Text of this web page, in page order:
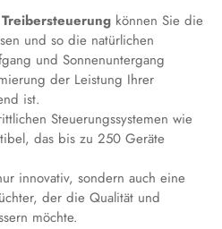
können Sie die
und so die natürlichen
und Sonnenuntergang
der Leistung Ihrer
ist.
Steuerungssystemen wie
das bis zu 250 Geräte
innovativ, sondern auch eine
der die Qualität und
möchte.